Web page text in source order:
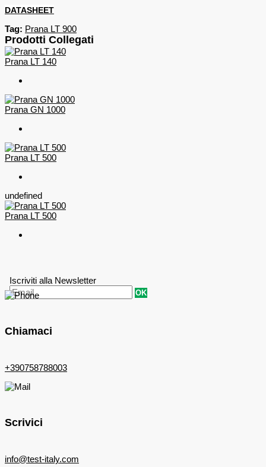
DATASHEET
Tag: Prana LT 900
Prodotti Collegati
Prana LT 140
Prana GN 1000
Prana LT 500
undefined
Prana LT 500
Iscriviti alla Newsletter
OK
Chiamaci
+390758788003
Scrivici
info@test-italy.com